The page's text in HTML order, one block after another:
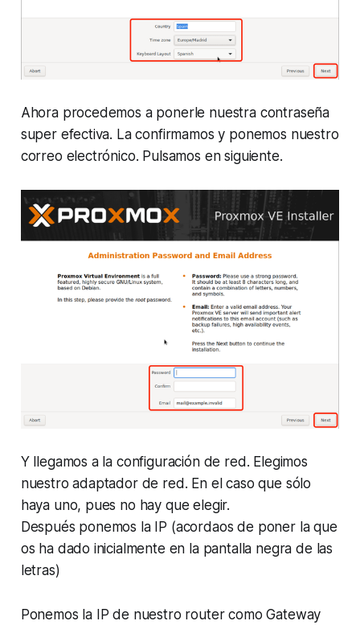
Ahora procedemos a ponerle nuestra contraseña
super efectiva. La confirmamos y ponemos nuestro
correo electrónico. Pulsamos en siguiente.
Y llegamos a la configuración de red. Elegimos
nuestro adaptador de red. En el caso que sólo
haya uno, pues no hay que elegir.
Después ponemos la IP (acordaos de poner la que
os ha dado inicialmente en la pantalla negra de las
letras)
Ponemos la IP de nuestro router como Gateway